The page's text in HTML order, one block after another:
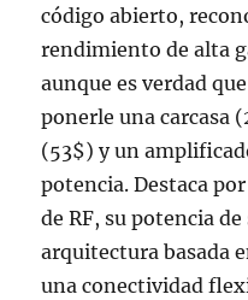
código abierto,
rendimiento de alta
aunque es verdad
ponerle una carcasa
(53$) y un
potencia. Destaca
de RF, su potencia
arquitectura basada
una conectividad